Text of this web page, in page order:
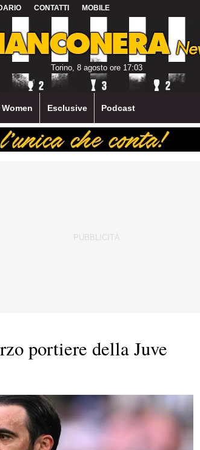
CONTATTI MOBILE
Torino, 8 agosto ore 17:03
Women Esclusive Podcast
portiere della Juve